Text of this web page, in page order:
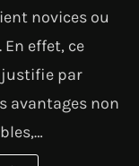
novices ou
effet, ce
justifie par
avantages non